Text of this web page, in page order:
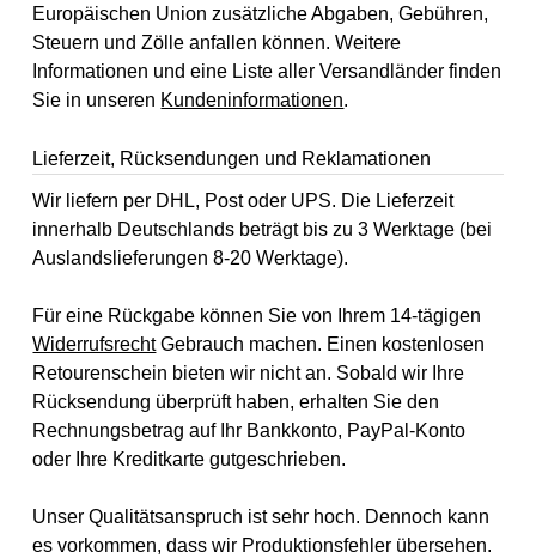
Europäischen Union zusätzliche Abgaben, Gebühren,
Steuern und Zölle anfallen können. Weitere
Informationen und eine Liste aller Versandländer finden
Sie in unseren Kundeninformationen.
Lieferzeit, Rücksendungen und Reklamationen
Wir liefern per DHL, Post oder UPS. Die Lieferzeit
innerhalb Deutschlands beträgt bis zu 3 Werktage (bei
Auslandslieferungen 8-20 Werktage).
Für eine Rückgabe können Sie von Ihrem 14-tägigen
WiderrufsrechtGebrauch machen. Einen kostenlosen
Retourenschein bieten wir nicht an. Sobald wir Ihre
Rücksendung überprüft haben, erhalten Sie den
Rechnungsbetrag auf Ihr Bankkonto, PayPal-Konto
oder Ihre Kreditkarte gutgeschrieben.
Unser Qualitätsanspruch ist sehr hoch. Dennoch kann
es vorkommen, dass wir Produktionsfehler übersehen.